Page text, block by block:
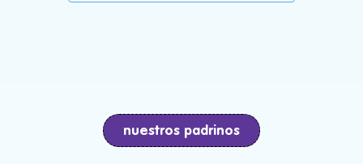
nuestros padrinos